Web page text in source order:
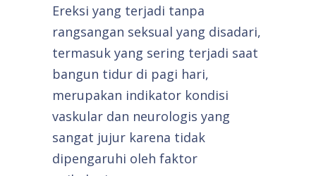
Ereksi yang terjadi tanpa
rangsangan seksual yang disadari,
termasuk yang sering terjadi saat
bangun tidur di pagi hari,
merupakan indikator kondisi
vaskular dan neurologis yang
sangat jujur karena tidak
dipengaruhi oleh faktor